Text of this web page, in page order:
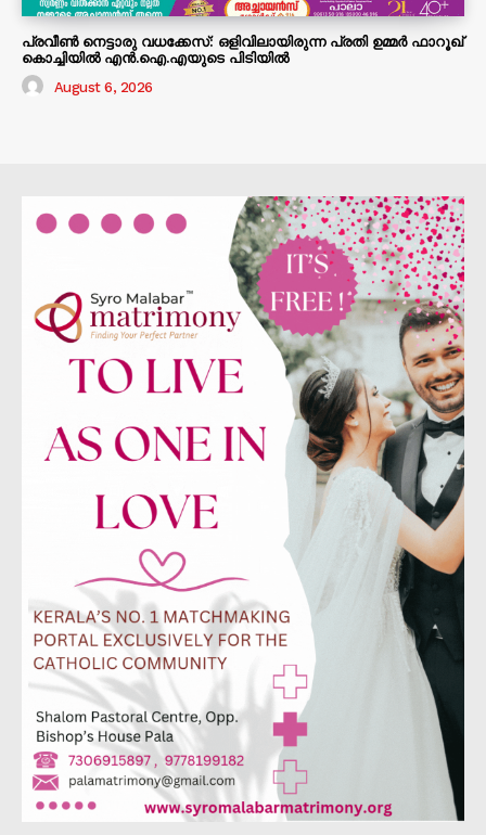
പ്രവീൺ നെട്ടാരു വധക്കേസ്: ഒളിവിലായിരുന്ന പ്രതി ഉമ്മർ ഫാറൂഖ്
കൊച്ചിയിൽ എൻ.ഐ.എയുടെ പിടിയിൽ
August 6, 2026